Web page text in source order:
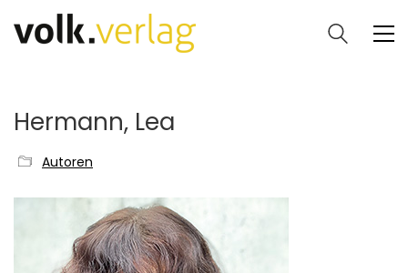
Hermann, Lea
Autoren